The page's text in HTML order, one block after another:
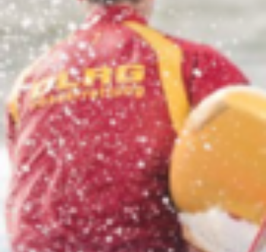
seit 1913 im Einsatz fürs
Leben
Gemeinsam stark
in der
Wasserrettung